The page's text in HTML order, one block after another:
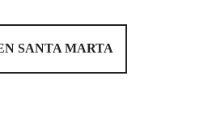
SANTA MARTA